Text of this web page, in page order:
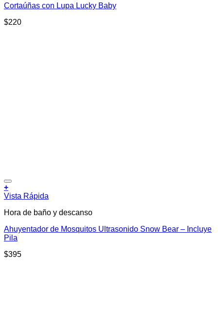
Cortaúñas con Lupa Lucky Baby
$220
+
Vista Rápida
Hora de baño y descanso
Ahuyentador de Mosquitos Ultrasonido Snow Bear – Incluye
Pila
$395